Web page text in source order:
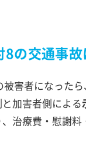
8の交通事
被害者になった
加害者側による
治療費・慰謝料